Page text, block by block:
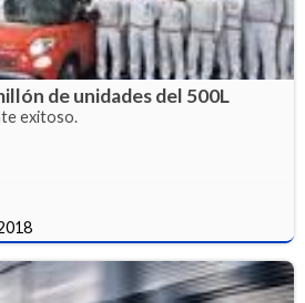
de unidades del 500L
exitoso.